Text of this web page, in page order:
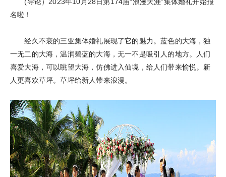
名啦！
经久不衰的三亚集体婚礼展现了它的魅力。蓝色的大海，独
一无二的大海，温润碧蓝的大海，无一不是吸引人的地方。人们
喜爱大海，可以眺望大海，仿佛进入仙境，给人们带来愉悦。新
人更喜欢草坪。草坪给新人带来浪漫。